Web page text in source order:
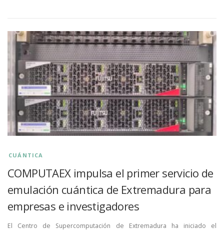
CUÁNTICA
COMPUTAEX impulsa el primer servicio de
emulación cuántica de Extremadura para
empresas e investigadores
El Centro de Supercomputación de Extremadura ha iniciado el